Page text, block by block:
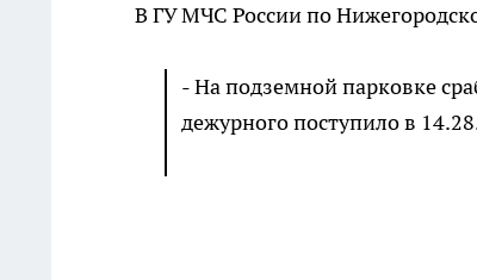
В ГУ МЧС России по
- На подземной парковке
дежурного поступило в